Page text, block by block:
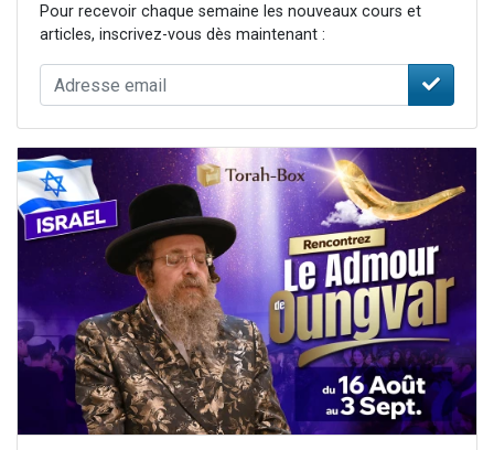
Pour recevoir chaque semaine les nouveaux cours et
articles, inscrivez-vous dès maintenant :